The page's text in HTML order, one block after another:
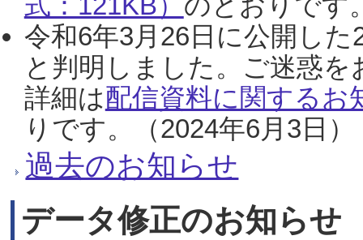
令和6年3月26日に公開し
と判明しました。ご迷惑
詳細は配信資料に関するお
りです。（2024年6月3日）
過去のお知らせ
データ修正のお知らせ